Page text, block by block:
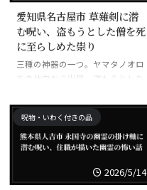
愛知県名古屋市 草薙剣に潜
む呪い、盗もうとした僧を死
に至らしめた祟り
三種の神器の一つ。ヤマタノオロ
チの体内から出現。盗もうとした
公開。
呪物・いわく付きの品
2026/5/14